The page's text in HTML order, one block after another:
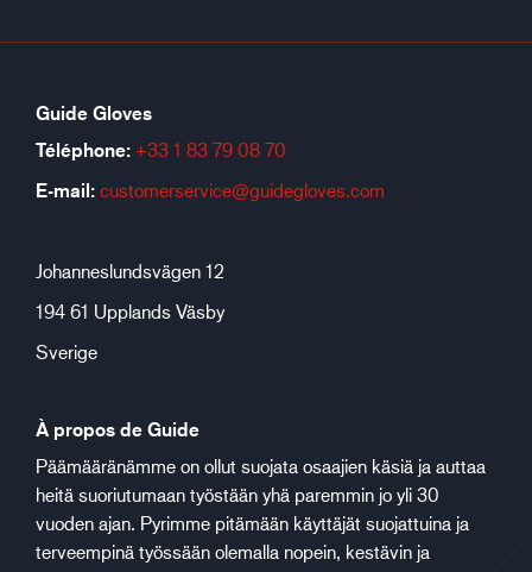
Guide Gloves
Téléphone: +33 1 83 79 08 70
E-mail: customerservice@guidegloves.com
Johanneslundsvägen 12
194 61 Upplands Väsby
Sverige
À propos de Guide
Päämääränämme on ollut suojata osaajien käsiä ja auttaa
heitä suoriutumaan työstään yhä paremmin jo yli 30
vuoden ajan. Pyrimme pitämään käyttäjät suojattuina ja
terveempinä työssään olemalla nopein, kestävin ja